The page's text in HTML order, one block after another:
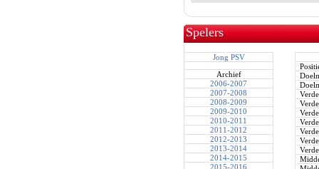
Spelers
Jong PSV
Archief
2006-2007
2007-2008
2008-2009
2009-2010
2010-2011
2011-2012
2012-2013
2013-2014
2014-2015
2015-2016